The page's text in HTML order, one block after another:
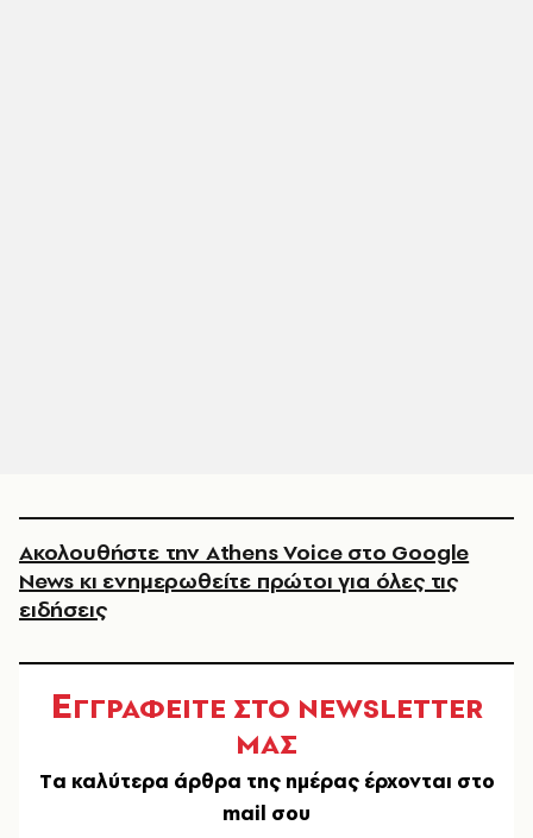
Ακολουθήστε την Athens Voice στο Google
News κι ενημερωθείτε πρώτοι για όλες τις
ειδήσεις
ΕΓΓΡΑΦΕΙΤΕ ΣΤΟ NEWSLETTER
ΜΑΣ
Tα καλύτερα άρθρα της ημέρας έρχονται στο
mail σου